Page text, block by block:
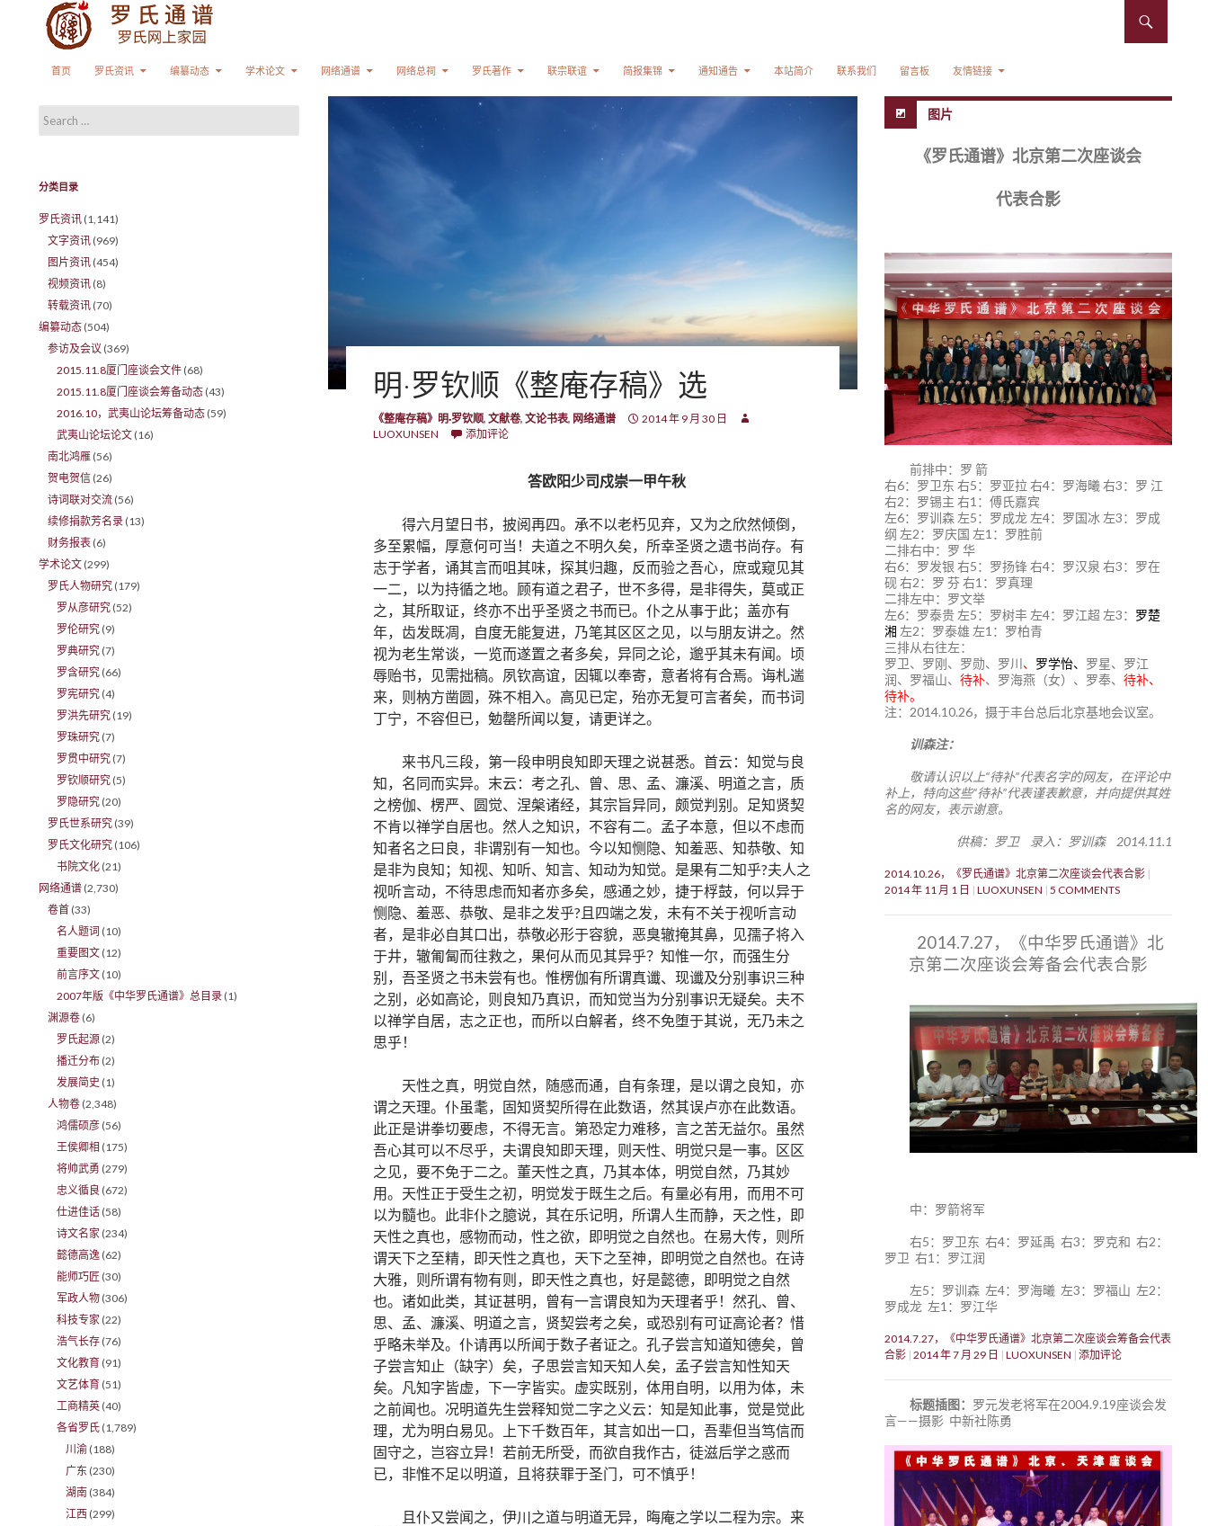
首页
罗氏资讯 编纂动态 学术论文 网络通谱 网络总祠 罗氏著作 联宗联谊 简报集锦 通知通告 本站简介 联系我们 留言板 友情链接
明·罗钦顺《整庵存稿》选
《整庵存稿》明·罗钦顺, 文献卷, 文论书表, 网络通谱
2014 年 9 月 30 日
LUOXUNSEN
添加评论
答欧阳少司戍崇一甲午秋
得六月望日书，披阅再四。承不以老朽见弃，又为之欣然倾倒，
多至累幅，厚意何可当！夫道之不明久矣，所幸圣贤之遗书尚存。有
志于学者，诵其言而咀其味，探其归趣，反而验之吾心，庶或窥见其
一二，以为持循之地。顾有道之君子，世不多得，是非得失，莫或正
之，其所取证，终亦不出乎圣贤之书而已。仆之从事于此；盖亦有
年，齿发既凋，自度无能复进，乃笔其区区之见，以与朋友讲之。然
视为老生常谈，一览而遂置之者多矣，异同之论，邈乎其未有闻。顷
辱贻书，见需拙稿。夙钦高谊，因辄以奉寄，意者将有合焉。诲札遄
来，则枘方凿圆，殊不相入。高见已定，殆亦无复可言者矣，而书词
丁宁，不容但已，勉罄所闻以复，请更详之。
来书凡三段，第一段申明良知即天理之说甚悉。首云：知觉与良
知，名同而实异。末云：考之孔、曾、思、孟、濂溪、明道之言，质
之榜伽、楞严、圆觉、涅槃诸经，其宗旨异同，颇觉判别。足知贤契
不肯以禅学自居也。然人之知识，不容有二。孟子本意，但以不虑而
知者名之曰良，非谓别有一知也。今以知恻隐、知羞恶、知恭敬、知
是非为良知；知视、知听、知言、知动为知觉。是果有二知乎?夫人之
视听言动，不待思虑而知者亦多矣，感通之妙，捷于桴鼓，何以异于
恻隐、羞恶、恭敬、是非之发乎?且四端之发，未有不关于视听言动
者，是非必自其口出，恭敬必形于容貌，恶臭辙掩其鼻，见孺子将入
于井，辙匍匐而往救之，果何从而见其异乎？知惟一尔，而强生分
别，吾圣贤之书未尝有也。惟楞伽有所谓真谶、现谶及分别事识三种
之别，必如高论，则良知乃真识，而知觉当为分别事识无疑矣。夫不
以禅学自居，志之正也，而所以白解者，终不免堕于其说，无乃未之
思乎！
天性之真，明觉自然，随感而通，自有条理，是以谓之良知，亦
谓之天理。仆虽耄，固知贤契所得在此数语，然其误卢亦在此数语。
此正是讲拳切要虑，不得无言。第恐定力难移，言之苦无益尔。虽然
吾心其可以不尽乎，夫谓良知即天理，则天性、明觉只是一事。区区
之见，要不免于二之。董天性之真，乃其本体，明觉自然，乃其妙
用。天性正于受生之初，明觉发于既生之后。有量必有用，而用不可
以为髓也。此非仆之臆说，其在乐记明，所谓人生而静，天之性，即
天性之真也，感物而动，性之欲，即明觉之自然也。在易大传，则所
谓天下之至精，即天性之真也，天下之至神，即明觉之自然也。在诗
大雅，则所谓有物有则，即天性之真也，好是懿德，即明觉之自然
也。诸如此类，其证甚明，曾有一言谓良知为天理者乎！然孔、曾、
思、孟、濂溪、明道之言，贤契尝考之矣，或恐别有可证高论者？惜
乎略未举及。仆请再以所闻于数子者证之。孔子尝言知道知德矣，曾
子尝言知止（缺字）矣，子思尝言知天知人矣，孟子尝言知性知天
矣。凡知字皆虚，下一字皆实。虚实既别，体用自明，以用为体，未
之前闻也。况明道先生尝释知觉二字之义云：知是知此事，觉是觉此
理，尤为明白易见。上下千数百年，其言如出一口，吾辈但当笃信而
固守之，岂容立异！若前无所受，而欲自我作古，徒滋后学之惑而
已，非惟不足以明道，且将获罪于圣门，可不慎乎！
且仆又尝闻之，伊川之道与明道无异，晦庵之学以二程为宗。来
图片
《罗氏通谱》北京第二次座谈会
代表合影
前排中：罗 箭
右6：罗卫东 右5：罗亚拉 右4：罗海曦 右3：罗 江
右2：罗锡主 右1：傅氏嘉宾
左6：罗训森 左5：罗成龙 左4：罗国冰 左3：罗成
纲 左2：罗庆国 左1：罗胜前
二排右中：罗 华
右6：罗发银 右5：罗扬锋 右4：罗汉泉 右3：罗在
砚 右2：罗 芬 右1：罗真理
二排左中：罗文举
左6：罗泰贵 左5：罗树丰 左4：罗江超 左3： 罗楚
湘 左2：罗泰雄 左1：罗柏青
三排从右往左：
罗卫、罗刚、罗勋、罗川、 罗学怡、 罗星、罗江
润、罗福山、 待补、罗海燕（女）、罗奉、 待补、
待补。
注：2014.10.26，摄于丰台总后北京基地会议室。
训森注：
敬请认识以上“待补”代表名字的网友，在评论中
补上，特向这些“待补”代表谨表歉意，并向提供其姓
名的网友，表示谢意。
供稿：罗卫 录入：罗训森 2014.11.1
2014.10.26，《罗氏通谱》北京第二次座谈会代表合影
2014 年 11 月 1 日
LUOXUNSEN 5 COMMENTS
2014.7.27，《中华罗氏通谱》北
京第二次座谈会筹备会代表合影
中：罗箭将军
右5：罗卫东 右4：罗延禹 右3：罗克和 右2：
罗卫 右1：罗江润
左5：罗训森 左4：罗海曦 左3：罗福山 左2：
罗成龙 左1：罗江华
2014.7.27，《中华罗氏通谱》北京第二次座谈会筹备会代表
合影 2014 年 7 月 29 日 LUOXUNSEN 添加评论
标题插图： 罗元发老将军在2004.9.19座谈会发
言——摄影 中新社陈勇
Search for:
分类目录
罗氏资讯 (1,141)
文字资讯 (969)
图片资讯 (454)
视频资讯 (8)
转载资讯 (70)
编纂动态 (504)
参访及会议 (369)
2015.11.8厦门座谈会文件 (68)
2015.11.8厦门座谈会筹备动态 (43)
2016.10，武夷山论坛筹备动态 (59)
武夷山论坛论文 (16)
南北鸿雁 (56)
贺电贺信 (26)
诗词联对交流 (56)
续修捐款芳名录 (13)
财务报表 (6)
学术论文 (299)
罗氏人物研究 (179)
罗从彦研究 (52)
罗伦研究 (9)
罗典研究 (7)
罗含研究 (66)
罗宪研究 (4)
罗洪先研究 (19)
罗珠研究 (7)
罗贯中研究 (7)
罗钦顺研究 (5)
罗隐研究 (20)
罗氏世系研究 (39)
罗氏文化研究 (106)
书院文化 (21)
网络通谱 (2,730)
卷首 (33)
名人题词 (10)
重要图文 (12)
前言序文 (10)
2007年版《中华罗氏通谱》总目录 (1)
渊源卷 (6)
罗氏起源 (2)
播迁分布 (2)
发展简史 (1)
人物卷 (2,348)
鸿儒硕彦 (56)
王侯卿相 (175)
将帅武勇 (279)
忠义循良 (672)
仕进佳话 (58)
诗文名家 (234)
懿德高逸 (62)
能师巧匠 (30)
军政人物 (306)
科技专家 (22)
浩气长存 (76)
文化教育 (91)
文艺体育 (51)
工商精英 (40)
各省罗氏 (1,789)
川渝 (188)
广东 (230)
湖南 (384)
江西 (299)